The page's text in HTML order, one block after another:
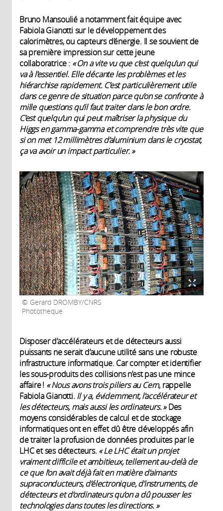
Bruno Mansoulié a notamment fait équipe avec
Fabiola Gianotti sur le développement des
calorimètres, ou capteurs d’énergie. Il se souvient de
sa première impression sur cette jeune
collaboratrice : « On a vite vu que c’est quelqu’un qui
va à l’essentiel. Elle décante les problèmes et les
hiérarchise rapidement. C’est particulièrement utile
dans ce genre de situation parce qu’on se confronte à
mille questions qu’il faut traiter dans le bon ordre.
C’est quelqu’un qui peut maîtriser la physique du
Higgs en gamma-gamma et comprendre très vite que
si on met 12 millimètres d’aluminium dans le cryostat,
ça va avoir un impact particulier. »
Gerard DROMBY/CNRS
Phototheque
Disposer d’accélérateurs et de détecteurs aussi
puissants ne serait d’aucune utilité sans une robuste
infrastructure informatique. Car compter et identifier
les sous-produits des collisions n’est pas une mince
affaire ! « Nous avons trois piliers au Cern, rappelle
Fabiola Gianotti. Il y a, évidemment, l’accélérateur et
les détecteurs, mais aussi les ordinateurs. »Des
moyens considérables de calcul et de stockage
informatiques ont en effet dû être développés afin
de traiter la profusion de données produites par le
LHC et ses détecteurs. « Le LHC était un projet
vraiment difficile et ambitieux, tellement au-delà de
ce que l’on avait déjà fait en matière d’aimants
supraconducteurs, d’électronique, d’instruments, de
détecteurs et d’ordinateurs qu’on a dû pousser les
technologies dans toutes les directions. »